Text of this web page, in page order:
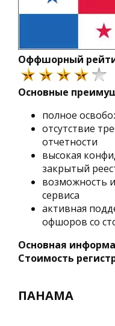
Оффшорный
Основные
полное
отсутствие
отчетности
высокая
закрытый
возможность
сервиса
активная
офшоров со
Основная
Стоимость
ПАНАМА